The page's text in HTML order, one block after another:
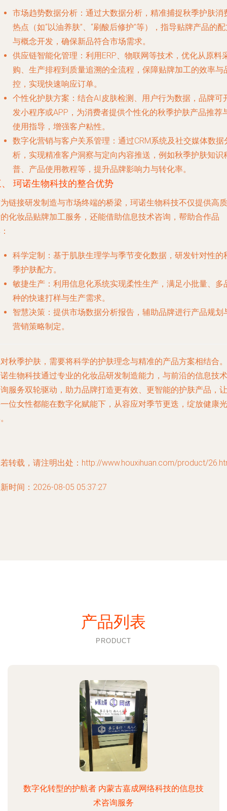
市场趋势数据分析 ：通过大数据分析，精准捕捉秋季护肤消
热点（如“以油养肤”、“刷酸后修护”等），指导贴牌产品的
与概念开发，确保新品符合市场需求。
供应链智能化管理 ：利用ERP、物联网等技术，优化从原料
购、生产排程到质量追溯的全流程，保障贴牌加工的效率与
控，实现快速响应订单。
个性化护肤方案 ：结合AI皮肤检测、用户行为数据，品牌可
发小程序或APP，为消费者提供个性化的秋季护肤产品推荐
使用指导，增强客户粘性。
数字化营销与客户关系管理 ：通过CRM系统及社交媒体数据
析，实现精准客户洞察与定向内容推送，例如秋季护肤知识
普、产品使用教程等，提升品牌影响力与转化率。
珂诺生物科技的整合优势
链接研发制造与市场终端的桥梁，珂诺生物科技不仅提供高质
化妆品贴牌加工服务，还能借助信息技术咨询，帮助合作品
科学定制 ：基于肌肤生理学与季节变化数据，研发针对性的
季护肤配方。
敏捷生产 ：利用信息化系统实现柔性生产，满足小批量、多
种的快速打样与生产需求。
智慧决策 ：提供市场数据分析报告，辅助品牌进行产品规划
营销策略制定。
秋季护肤，需要将科学的护肤理念与精准的产品方案相结合。
生物科技通过专业的化妆品研发制造能力，与前沿的信息技术
服务双轮驱动，助力品牌打造更有效、更智能的护肤产品，让
位女性都能在数字化赋能下，从容应对季节更迭，绽放健康光
转载，请注明出处：http://www.houxihuan.com/product/
时间：2026-08-05 05:37:27
产品列表
PRODUCT
数字化转型的护航者 内蒙古嘉成网络科技的信息技
术咨询服务